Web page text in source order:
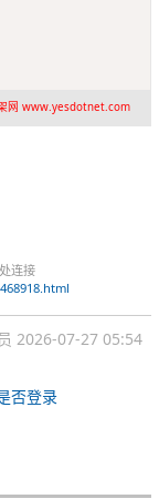
网 www.yesdotnet.com
连接
2026-07-27 05:54
否登录